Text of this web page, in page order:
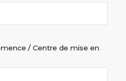
/ Centre de mise en